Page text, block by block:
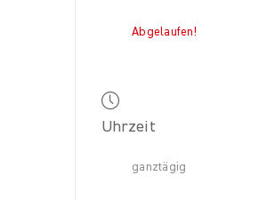
Abgelaufen!
Uhrzeit
ganztägig